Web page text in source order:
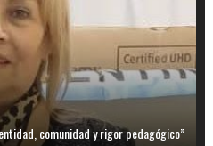
comunidad y rigor pedagógico”